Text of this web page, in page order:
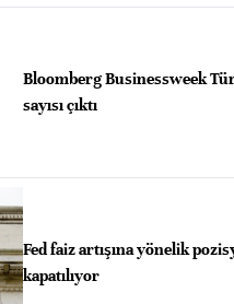
Bloomberg Businessweek
sayısı çıktı
Fed faiz artışına yönelik
kapatılıyor